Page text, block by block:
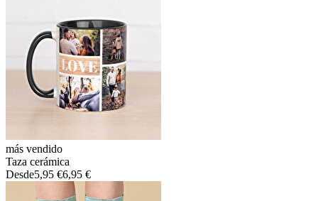
más vendido
Taza cerámica
Desde5,95 €6,95 €